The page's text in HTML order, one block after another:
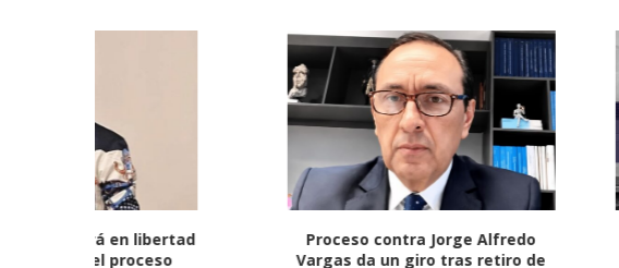
Proceso contra Jorge Alfredo
Vargas da un giro tras retiro de
Fiscalía imputó cargos
alias ‘Calarcá’ como